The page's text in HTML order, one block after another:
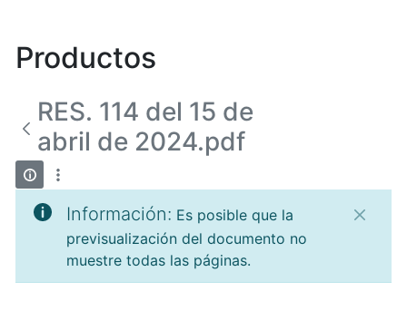
Productos
RES. 114 del 15 de
abril de 2024.pdf
Información: Es posible que la
previsualización del documento no
muestre todas las páginas.